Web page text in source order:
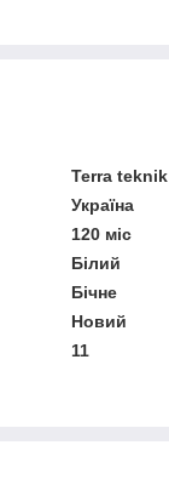
Terra teknik
Україна
120 міс
Білий
Бічне
Новий
11